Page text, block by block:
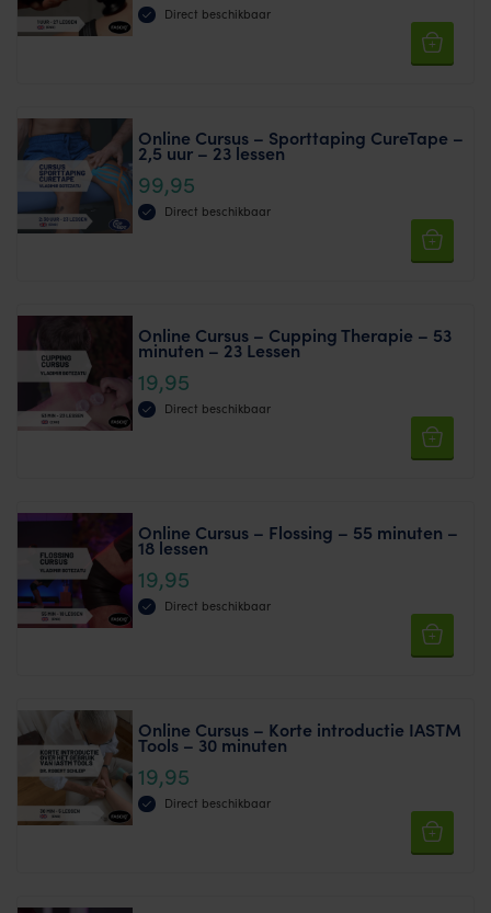
Direct beschikbaar
Online Cursus – Sporttaping CureTape –
2,5 uur – 23 lessen
99,95
Direct beschikbaar
Online Cursus – Cupping Therapie – 53
minuten – 23 Lessen
19,95
Direct beschikbaar
Online Cursus – Flossing – 55 minuten –
18 lessen
19,95
Direct beschikbaar
Online Cursus – Korte introductie IASTM
Tools – 30 minuten
19,95
Direct beschikbaar